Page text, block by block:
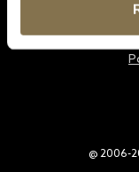
@ 2006-